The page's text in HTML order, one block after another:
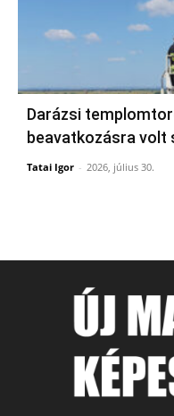
Darázsi
beavatkozásra volt
Tatai Igor - 2026, július 30.